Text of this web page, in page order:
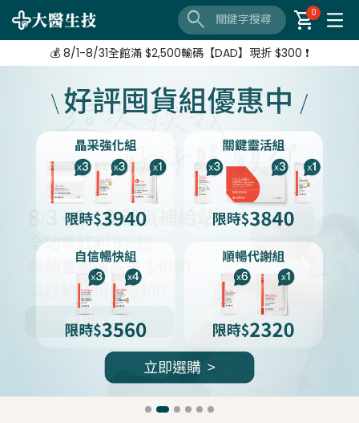
search shopping_cart
0
【8/3-8/10 爸氣補給站】 全站紅利享8%
💰 8/1-8/31全館滿 $2,500輸碼【DAD】現折 $300 ❗
【8/3-8/10 爸氣補給站】 全站紅利享8%